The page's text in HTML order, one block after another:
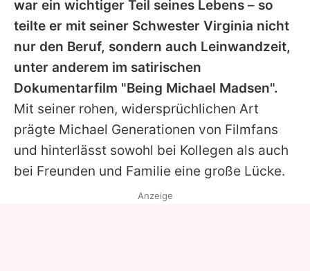
war ein wichtiger Teil seines Lebens – so
teilte er mit seiner Schwester Virginia nicht
nur den Beruf, sondern auch Leinwandzeit,
unter anderem im satirischen
Dokumentarfilm "Being Michael Madsen".
Mit seiner rohen, widersprüchlichen Art
prägte Michael Generationen von Filmfans
und hinterlässt sowohl bei Kollegen als auch
bei Freunden und Familie eine große Lücke.
Anzeige